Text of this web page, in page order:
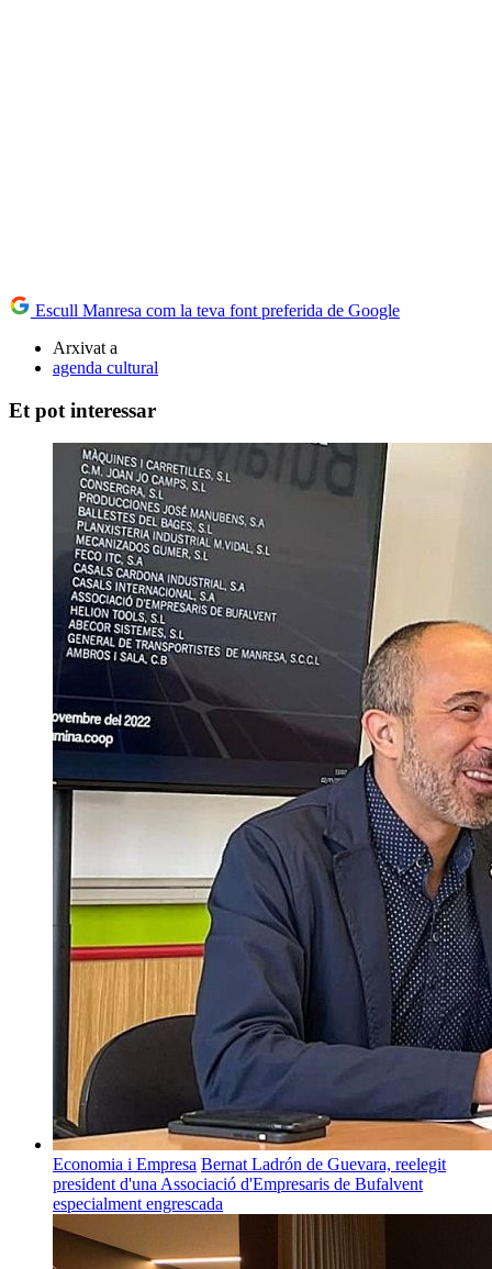
Escull Manresa com la teva font preferida de Google
Arxivat a
agenda cultural
Et pot interessar
Economia i Empresa Bernat Ladrón de Guevara, reelegit
president d'una Associació d'Empresaris de Bufalvent
especialment engrescada